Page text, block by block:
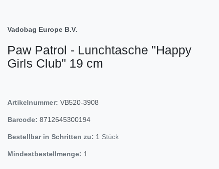
Vadobag Europe B.V.
Paw Patrol - Lunchtasche "Happy
Girls Club" 19 cm
Artikelnummer: VB520-3908
Barcode: 8712645300194
Bestellbar in Schritten zu: 1 Stück
Mindestbestellmenge: 1